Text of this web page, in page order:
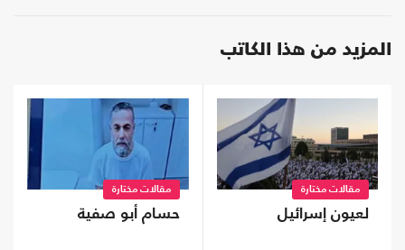
المزيد من هذا الكاتب
مقالات مختارة
لعيون إسرائيل
مقالات مختارة
حسام أبو صفية